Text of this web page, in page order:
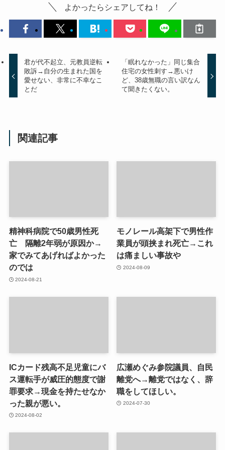
よかったらシェアしてね！
君が代不起立、元教員逆転
敗訴→自分の生まれた国を
愛せない、非常に不幸なこ
とだ
「眠れなかった」同じ集合
住宅の女性刺す→悪いけ
ど、38歳無職の言い訳なん
て聞きたくない。
関連記事
精神科病院で50歳男性死
亡 隔離2年弱が原因か→
家でみてあげればよかった
のでは
2024-08-21
モノレール高架下で男性作
業員が頭挟まれ死亡→これ
は痛ましい事故や
2024-08-09
ICカード残高不足児童にバ
ス運転手が威圧的態度で謝
罪要求→現金を持たせなか
った親が悪い。
2024-08-02
広瀬めぐみ参院議員、自民
離党へ→離党ではなく、辞
職をしてほしい。
2024-07-30